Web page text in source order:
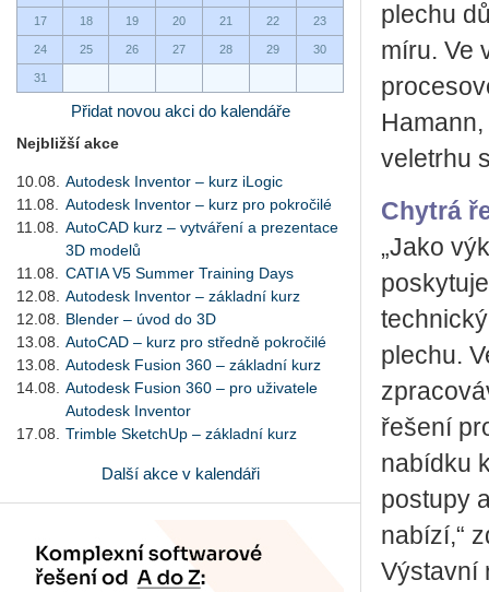
17 18 19 20 21 22 23
24 25 26 27 28 29 30
31
Přidat novou akci do kalendáře
Nejbližší akce
10.08.
Autodesk Inventor – kurz iLogic
11.08.
Autodesk Inventor – kurz pro pokročilé
11.08.
AutoCAD kurz – vytváření a prezentace
3D modelů
11.08.
CATIA V5 Summer Training Days
12.08.
Autodesk Inventor – základní kurz
12.08.
Blender – úvod do 3D
13.08.
AutoCAD – kurz pro středně pokročilé
13.08.
Autodesk Fusion 360 – základní kurz
14.08.
Autodesk Fusion 360 – pro uživatele
Autodesk Inventor
17.08.
Trimble SketchUp – základní kurz
Další akce v kalendáři
plechu
míru. Ve
veletrhu
Chytrá
„Jako
plechu.
řešení
nabídku
postupy
nabízí,“
Výstavní